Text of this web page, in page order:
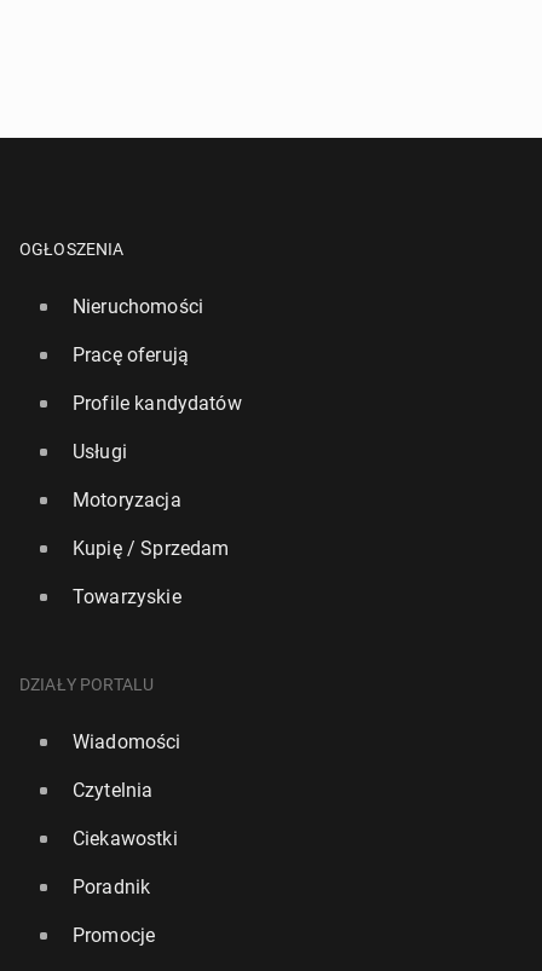
OGŁOSZENIA
Nieruchomości
Pracę oferują
Profile kandydatów
Usługi
Motoryzacja
Kupię / Sprzedam
Towarzyskie
DZIAŁY PORTALU
Wiadomości
Czytelnia
Ciekawostki
Poradnik
Promocje